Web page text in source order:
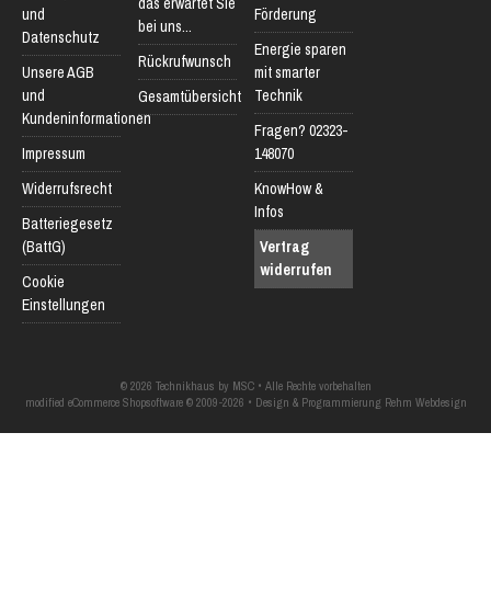
und
Datenschutz
Unsere AGB
und
Kundeninformationen
Impressum
Widerrufsrecht
Batteriegesetz
(BattG)
Cookie
Einstellungen
bei uns...
Rückrufwunsch
Gesamtübersicht
Förderung
Energie sparen
mit smarter
Technik
Fragen? 02323-
148070
KnowHow &
Infos
Vertrag
widerrufen
© 2026 Technikhaus by MSC • Alle Rechte vorbehalten
modified eCommerce Shopsoftware © 2009-2026 • Design & Programmierung Rehm Webdesign